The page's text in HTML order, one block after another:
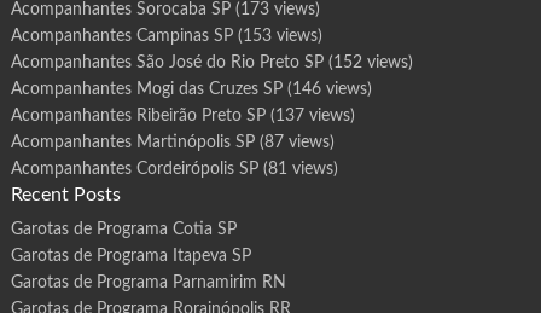
Acompanhantes Sorocaba SP(173 views)
Acompanhantes Campinas SP(153 views)
Acompanhantes São José do Rio Preto SP(152 views)
Acompanhantes Mogi das Cruzes SP(146 views)
Acompanhantes Ribeirão Preto SP(137 views)
Acompanhantes Martinópolis SP(87 views)
Acompanhantes Cordeirópolis SP(81 views)
Recent Posts
Garotas de Programa Cotia SP
Garotas de Programa Itapeva SP
Garotas de Programa Parnamirim RN